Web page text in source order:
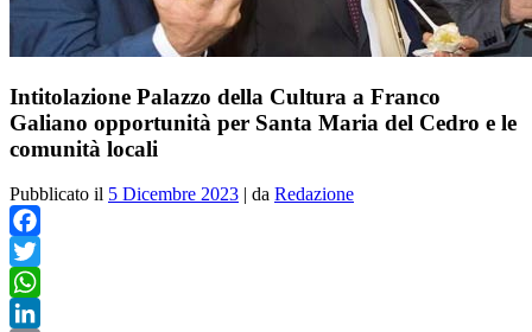
Intitolazione Palazzo della Cultura a Franco
Galiano opportunità per Santa Maria del Cedro e le
comunità locali
Pubblicato il 5 Dicembre 2023 | da Redazione
Facebook
Twitter
WhatsApp